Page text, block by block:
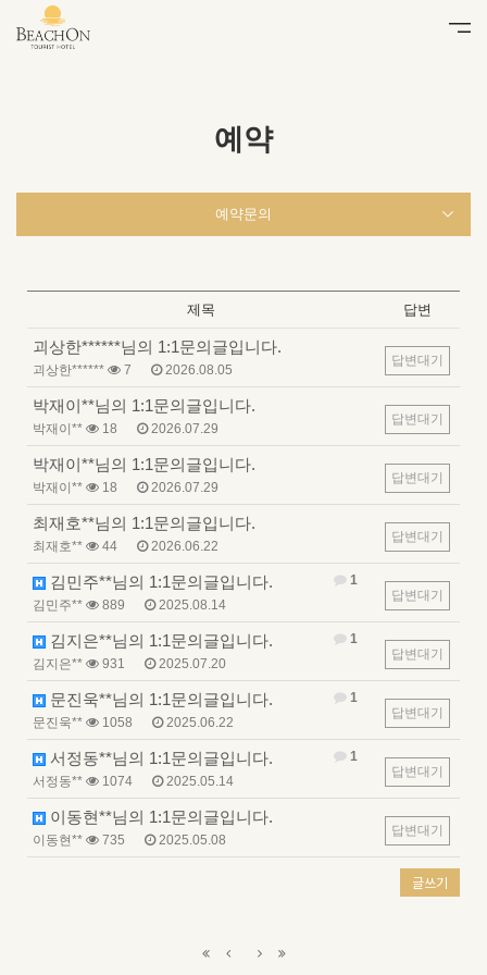
예약
예약문의
제목 답변
괴상한******님의 1:1문의글입니다.
괴상한****** 7 2026.08.05
답변대기
박재이**님의 1:1문의글입니다.
박재이** 18 2026.07.29
답변대기
박재이**님의 1:1문의글입니다.
박재이** 18 2026.07.29
답변대기
최재호**님의 1:1문의글입니다.
최재호** 44 2026.06.22
답변대기
1
김민주**님의 1:1문의글입니다.
김민주** 889 2025.08.14
답변대기
1
김지은**님의 1:1문의글입니다.
김지은** 931 2025.07.20
답변대기
1
문진욱**님의 1:1문의글입니다.
문진욱** 1058 2025.06.22
답변대기
1
서정동**님의 1:1문의글입니다.
서정동** 1074 2025.05.14
답변대기
이동현**님의 1:1문의글입니다.
이동현** 735 2025.05.08
답변대기
글쓰기